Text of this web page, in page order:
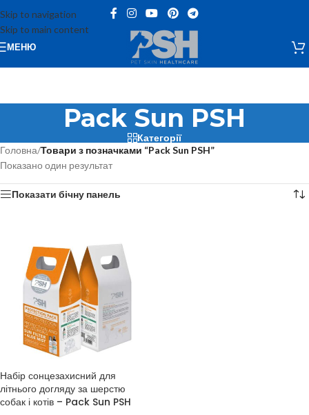
Skip to navigation
Skip to main content
МЕНЮ
Pack Sun PSH
Категорії
Головна/Товари з позначками “Pack Sun PSH”
Показано один результат
Показати бічну панель
Набір сонцезахисний для
літнього догляду за шерстю
собак і котів – Pack Sun PSH